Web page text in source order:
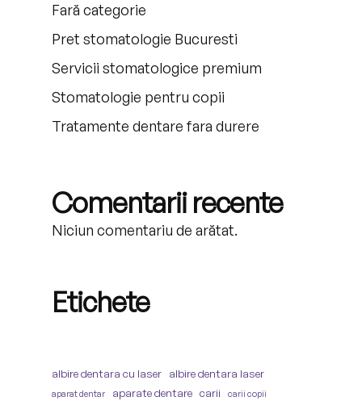
Fară categorie
Pret stomatologie Bucuresti
Servicii stomatologice premium
Stomatologie pentru copii
Tratamente dentare fara durere
Comentarii recente
Niciun comentariu de arătat.
Etichete
albire dentara cu laser albire dentara laser
aparat dentar aparate dentare carii
carii copii